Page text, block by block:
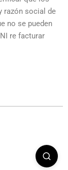
razón social de
no se pueden
re facturar